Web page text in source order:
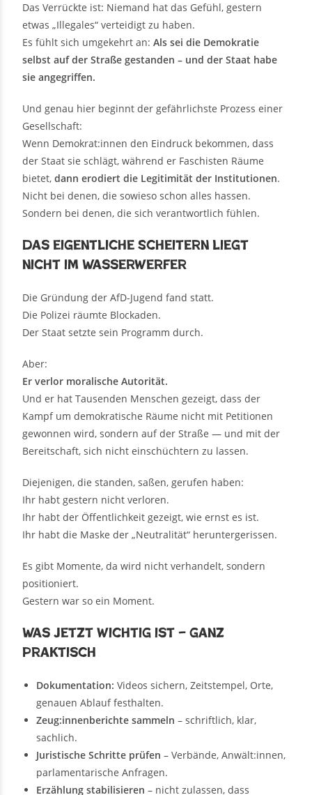
Das Verrückte ist: Niemand hat das Gefühl, gestern
etwas „Illegales“ verteidigt zu haben.
Es fühlt sich umgekehrt an:Als sei die Demokratie
selbst auf der Straße gestanden – und der Staat habe
sie angegriffen.
Und genau hier beginnt der gefährlichste Prozess einer
Gesellschaft:
Wenn Demokrat:innen den Eindruck bekommen, dass
der Staat sie schlägt, während er Faschisten Räume
bietet,dann erodiert die Legitimität der Institutionen.
Nicht bei denen, die sowieso schon alles hassen.
Sondern bei denen, die sich verantwortlich fühlen.
Das eigentliche Scheitern liegt
nicht im Wasserwerfer
Die Gründung der AfD-Jugend fand statt.
Die Polizei räumte Blockaden.
Der Staat setzte sein Programm durch.
Aber:
Er verlor moralische Autorität.
Und er hat Tausenden Menschen gezeigt, dass der
Kampf um demokratische Räume nicht mit Petitionen
gewonnen wird, sondern auf der Straße — und mit der
Bereitschaft, sich nicht einschüchtern zu lassen.
Diejenigen, die standen, saßen, gerufen haben:
Ihr habt gestern nicht verloren.
Ihr habt der Öffentlichkeit gezeigt, wie ernst es ist.
Ihr habt die Maske der „Neutralität“ heruntergerissen.
Es gibt Momente, da wird nicht verhandelt, sondern
positioniert.
Gestern war so ein Moment.
Was jetzt wichtig ist – ganz
praktisch
Dokumentation: Videos sichern, Zeitstempel, Orte,
genauen Ablauf festhalten.
Zeug:innenberichte sammeln – schriftlich, klar,
sachlich.
Juristische Schritte prüfen – Verbände, Anwält:innen,
parlamentarische Anfragen.
Erzählung stabilisieren – nicht zulassen, dass